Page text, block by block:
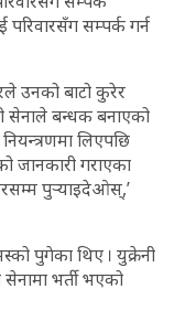
परिवारसँग सम्पर्क गर्न
उनको बाटो कुरेर
सेनाले बन्धक बनाएको
लिएपछि
जानकारी गराएका
पुर्‍याइदेओस्,’
पुगेका थिए । युक्रेनी
भर्ती भएको